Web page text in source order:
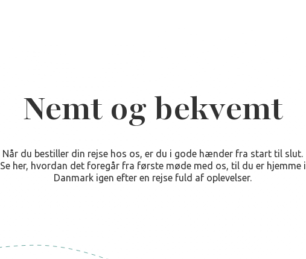
Nemt og bekvemt
Når du bestiller din rejse hos os, er du i gode hænder fra start til slut.
Se her, hvordan det foregår fra første møde med os, til du er hjemme i
Danmark igen efter en rejse fuld af oplevelser.